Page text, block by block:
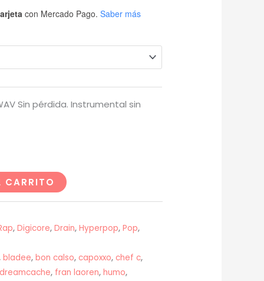
de
USD$20
hasta
con Mercado Pago. Saber más
Sin pérdida. Instrumental sin
CARRITO
, Digicore, Drain, Hyperpop, Pop,
bladee, bon calso, capoxxo, chef c,
dreamcache, fran laoren, humo,